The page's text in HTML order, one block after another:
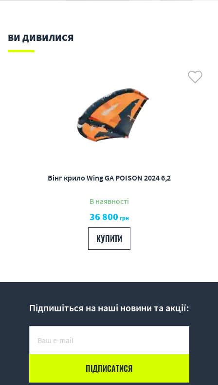
ВИ ДИВИЛИСЯ
Вінг крило Wing GA POISON 2024 6,2
В наявності
36 800грн
КУПИТИ
Підпишіться на наші новини та акції: